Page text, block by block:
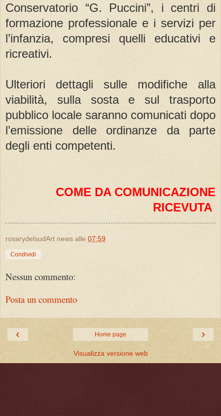
Conservatorio “G. Puccini”, i centri di
formazione professionale e i servizi per
l’infanzia, compresi quelli educativi e
ricreativi.
Ulteriori dettagli sulle modifiche alla
viabilità, sulla sosta e sul trasporto
pubblico locale saranno comunicati dopo
l’emissione delle ordinanze da parte
degli enti competenti.
COME DA COMUNICAZIONE
RICEVUTA
rosarydelsudArt news alle 07:59
Condividi
Nessun commento:
Posta un commento
‹ ›
Home page
Visualizza versione web